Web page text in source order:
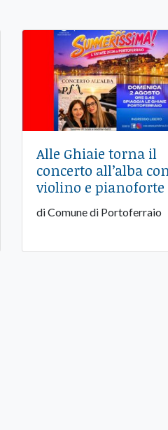
Alle Ghiaie torna il
concerto all’alba
violino e pianoforte
di Comune di Portoferraio